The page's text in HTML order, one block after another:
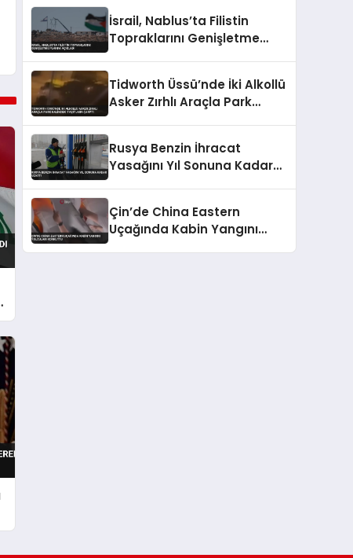
İsrail, Nablus’ta Filistin
Topraklarını Genişletme
Tidworth Üssü’nde İki Alkollü
Asker Zırhlı Araçla Park
Rusya Benzin İhracat
Yasağını Yıl Sonuna Kadar
Çin’de China Eastern
Uçağında Kabin Yangını